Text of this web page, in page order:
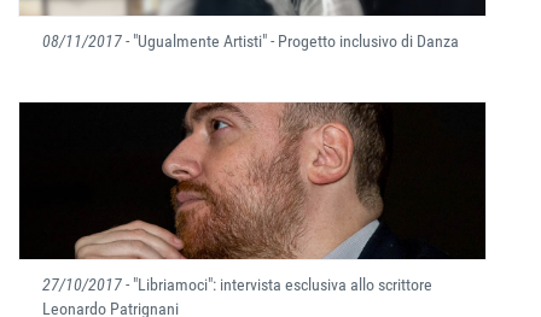
08/11/2017- "Ugualmente Artisti" - Progetto inclusivo di Danza
27/10/2017- "Libriamoci": intervista esclusiva allo scrittore
Leonardo Patrignani